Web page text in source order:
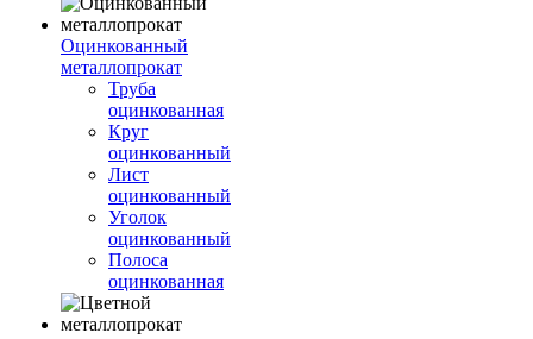
Оцинкованный
металлопрокат
Труба
оцинкованная
Круг
оцинкованный
Лист
оцинкованный
Уголок
оцинкованный
Полоса
оцинкованная